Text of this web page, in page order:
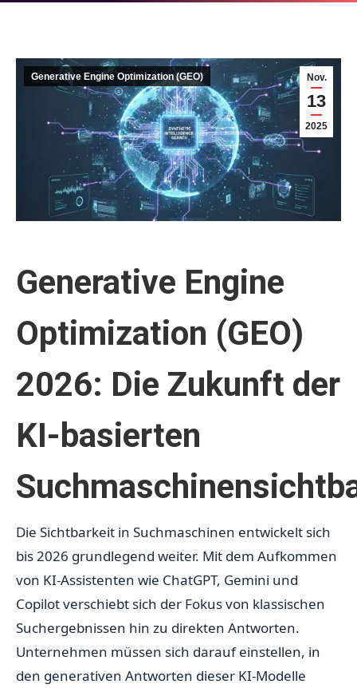
Nov.
13
2025
Generative Engine Optimization (GEO)
Generative Engine
Optimization (GEO)
2026: Die Zukunft der
KI-basierten
Die Sichtbarkeit in Suchmaschinen entwickelt sich
bis 2026 grundlegend weiter. Mit dem Aufkommen
von KI-Assistenten wie ChatGPT, Gemini und
Copilot verschiebt sich der Fokus von klassischen
Suchergebnissen hin zu direkten Antworten.
Unternehmen müssen sich darauf einstellen, in
den generativen Antworten dieser KI-Modelle